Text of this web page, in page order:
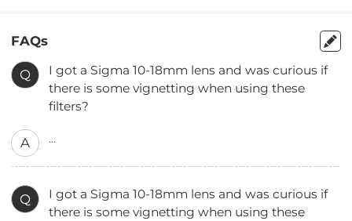
FAQs
Q
I got a Sigma 10-18mm lens and was curious if
there is some vignetting when using these
filters?
A ...
Q
I got a Sigma 10-18mm lens and was curious if
there is some vignetting when using these